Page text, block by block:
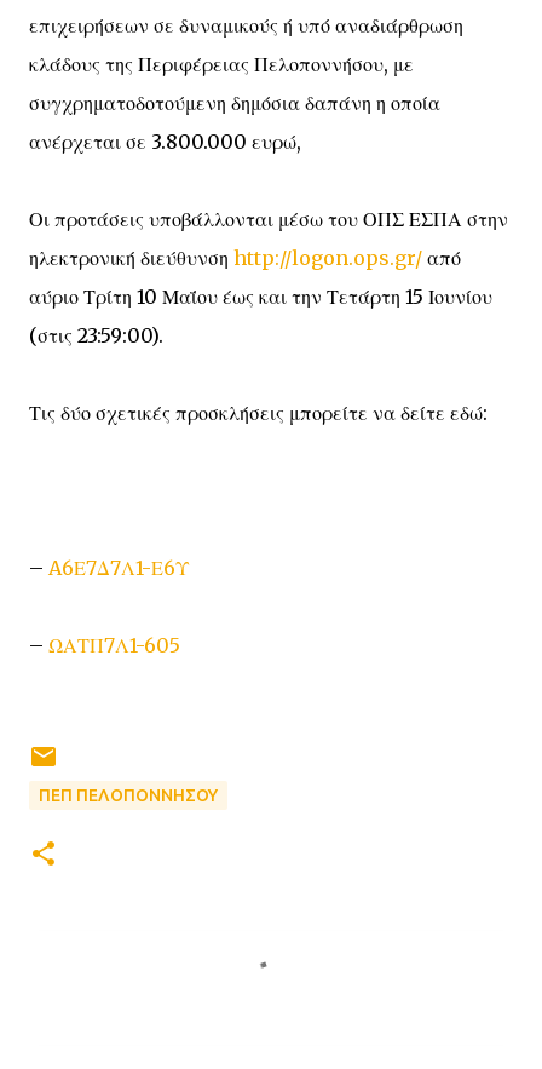
επιχειρήσεων σε δυναμικούς ή υπό αναδιάρθρωση
κλάδους της Περιφέρειας Πελοποννήσου, με
συγχρηματοδοτούμενη δημόσια δαπάνη η οποία
ανέρχεται σε 3.800.000 ευρώ,
Οι προτάσεις υποβάλλονται μέσω του ΟΠΣ ΕΣΠΑ στην
ηλεκτρονική διεύθυνση http://logon.ops.gr/ από
αύριο Τρίτη 10 Μαΐου έως και την Τετάρτη 15 Ιουνίου
(στις 23:59:00).
Τις δύο σχετικές προσκλήσεις μπορείτε να δείτε εδώ:
– A6Ε7Δ7Λ1-Ε6Υ
– ΩΑΤΠ7Λ1-605
ΠΕΠ ΠΕΛΟΠΟΝΝΗΣΟΥ